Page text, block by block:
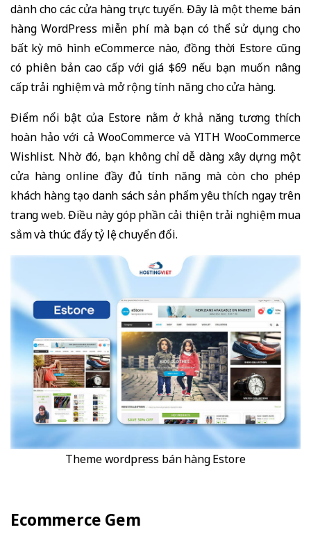
dành cho các cửa hàng trực tuyến. Đây là một theme bán
hàng WordPress miễn phí mà bạn có thể sử dụng cho
bất kỳ mô hình eCommerce nào, đồng thời Estore cũng
có phiên bản cao cấp với giá $69 nếu bạn muốn nâng
cấp trải nghiệm và mở rộng tính năng cho cửa hàng.
Điểm nổi bật của Estore nằm ở khả năng tương thích
hoàn hảo với cả WooCommerce và YITH WooCommerce
Wishlist. Nhờ đó, bạn không chỉ dễ dàng xây dựng một
cửa hàng online đầy đủ tính năng mà còn cho phép
khách hàng tạo danh sách sản phẩm yêu thích ngay trên
trang web. Điều này góp phần cải thiện trải nghiệm mua
sắm và thúc đẩy tỷ lệ chuyển đổi.
Theme wordpress bán hàng Estore
Ecommerce Gem